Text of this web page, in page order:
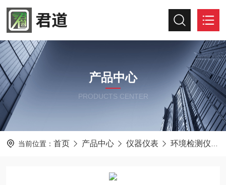
产品中心
PRODUCTS CENTER
当前位置： 首页 产品中心 仪器仪表 环境检测仪器